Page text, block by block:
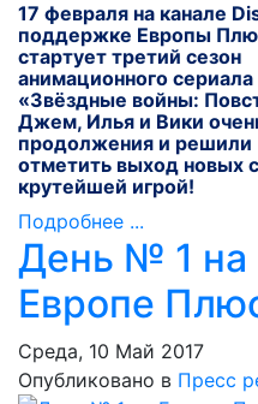
17 февраля на канале
поддержке Европы
стартует третий сезон
анимационного сериала
«Звёздные войны:
Джем, Илья и Вики
продолжения и решили
отметить выход новых
крутейшей игрой!
Подробнее ...
День № 1 на
Европе
Среда, 10 Май 2017
Опубликовано в Пресс